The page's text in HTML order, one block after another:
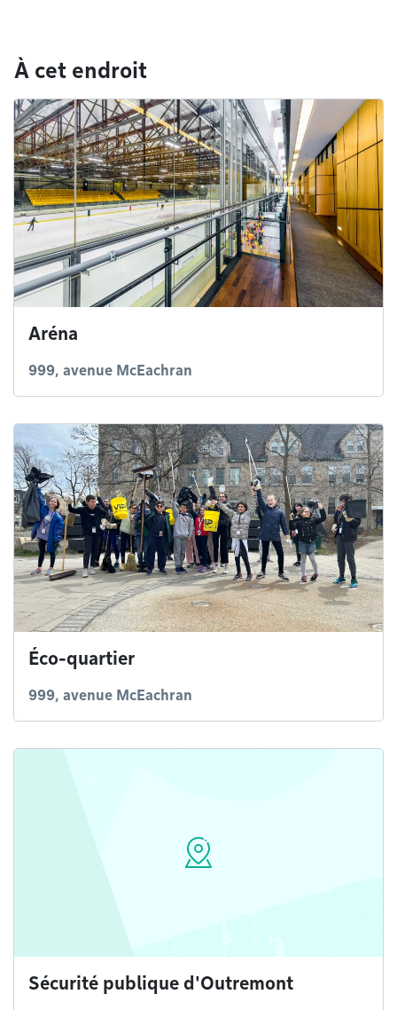
À cet endroit
Aréna
999, avenue McEachran
Éco-quartier
999, avenue McEachran
Sécurité publique d'Outremont